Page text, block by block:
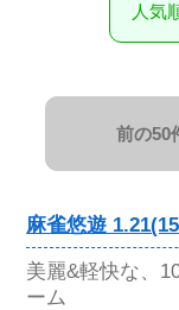
人気
前の50
麻雀悠遊
美麗&軽快な、
ーム